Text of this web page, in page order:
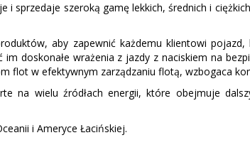
i sprzedaje szeroką gamę lekkich, średnich i
aby zapewnić każdemu klientowi
doskonałe wrażenia z jazdy z naciskiem na
flot w efektywnym zarządzaniu flotą, wzbogaca
na wielu źródłach energii, które obejmuje
i Ameryce Łacińskiej.